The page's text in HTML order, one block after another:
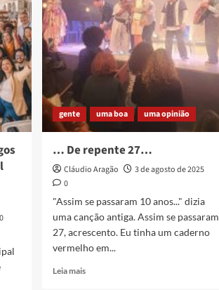
0
gente uma boa uma opinião
… De repente 27…
Cláudio Aragão
3 de agosto de 2025
0
"Assim se passaram 10 anos..." dizia
uma canção antiga. Assim se passaram
27, acrescento. Eu tinha um caderno
vermelho em...
Leia maisRead